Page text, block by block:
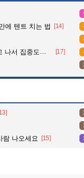
에 텐트 치는 법 [14]
한 아파트의 안내방송 [17]
람 나오세요 [15]